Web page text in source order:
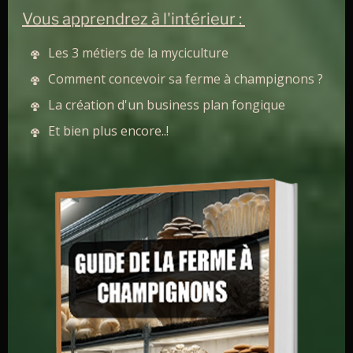
Les myciculteurs qui ont lu cet article ont
aussi lu Guide Complet sur la Culture
Mycologique Stérile : Éviter la Contamination
Inoculation d’une culture liquide avec une gélose G1
Une fois le conteneur de l’inoculant nettoyer à l’alcool
Vous apprendrez à l'intérieur :
Les 3 métiers de la myciculture
Comment concevoir sa ferme à champignons ?
La création d'un business plan fongique
Et bien plus encore..!